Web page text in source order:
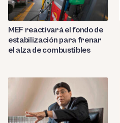
MEF reactivará el fondo de
estabilización para frenar
el alza de combustibles